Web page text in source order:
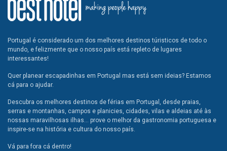
Portugal é considerado um dos melhores destinos túristicos de todo o
mundo, e felizmente que o nosso país está repleto de lugares
interessantes!
Quer planear escapadinhas em Portugal mas está sem ideias? Estamos
cá para o ajudar.
Descubra os melhores destinos de férias em Portugal, desde praias,
serras e montanhas, campos e planicies, cidades, vilas e aldeias até às
nossas maravilhosas ilhas... prove o melhor da gastronomia portuguesa e
inspire-se na história e cultura do nosso país.
Vá para fora cá dentro!